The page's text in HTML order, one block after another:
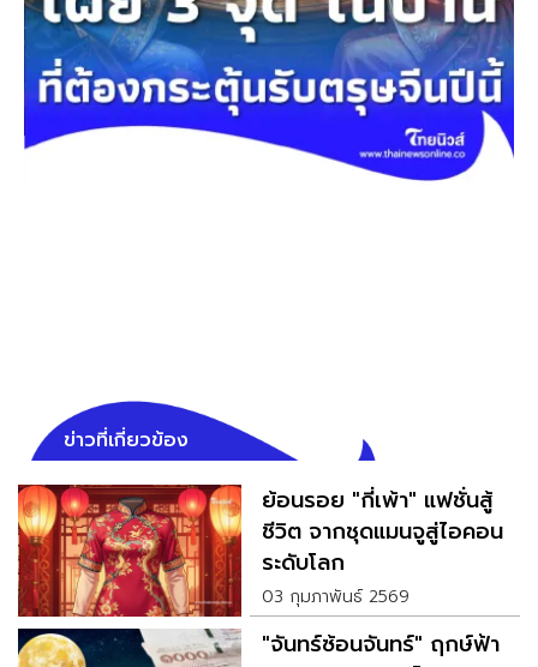
ข่าวที่เกี่ยวข้อง
ย้อนรอย "กี่เพ้า" แฟชั่นสู้
ชีวิต จากชุดแมนจูสู่ไอคอน
ระดับโลก
03 กุมภาพันธ์ 2569
"จันทร์ซ้อนจันทร์" ฤกษ์ฟ้า